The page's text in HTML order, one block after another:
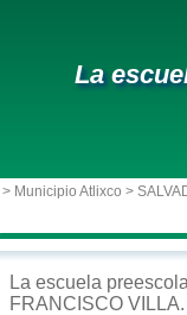
La
> Municipio Atlixco >
La escuela
FRANCISCO VILLA